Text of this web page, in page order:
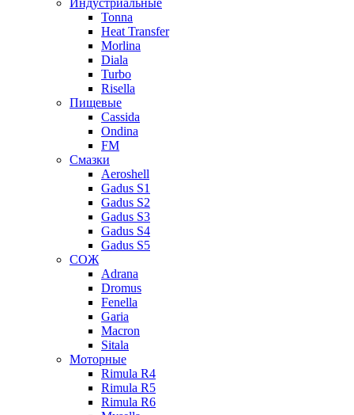
Индустриальные
Tonna
Heat Transfer
Morlina
Diala
Turbo
Risella
Пищевые
Cassida
Ondina
FM
Смазки
Aeroshell
Gadus S1
Gadus S2
Gadus S3
Gadus S4
Gadus S5
СОЖ
Adrana
Dromus
Fenella
Garia
Macron
Sitala
Моторные
Rimula R4
Rimula R5
Rimula R6